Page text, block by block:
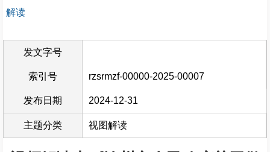
解读
发文字号
索引号 rzsrmzf-00000-2025-00007
发布日期 2024-12-31
主题分类 视图解读